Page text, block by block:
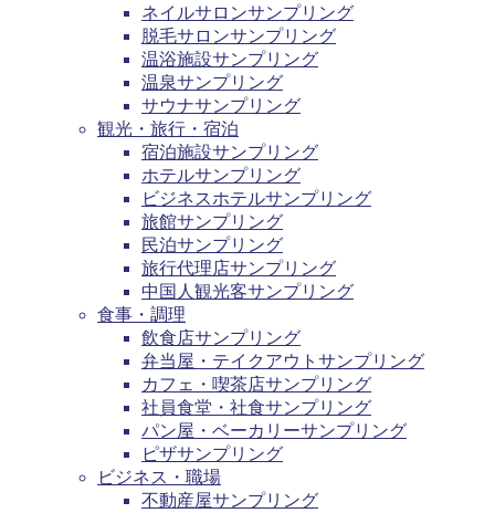
ネイルサロンサンプリング
脱毛サロンサンプリング
温浴施設サンプリング
温泉サンプリング
サウナサンプリング
観光・旅行・宿泊
宿泊施設サンプリング
ホテルサンプリング
ビジネスホテルサンプリング
旅館サンプリング
民泊サンプリング
旅行代理店サンプリング
中国人観光客サンプリング
食事・調理
飲食店サンプリング
弁当屋・テイクアウトサンプリング
カフェ・喫茶店サンプリング
社員食堂・社食サンプリング
パン屋・ベーカリーサンプリング
ピザサンプリング
ビジネス・職場
不動産屋サンプリング